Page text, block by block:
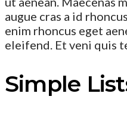
augue cras a id
enim rhoncus eget
eleifend. Et veni quis
Simple